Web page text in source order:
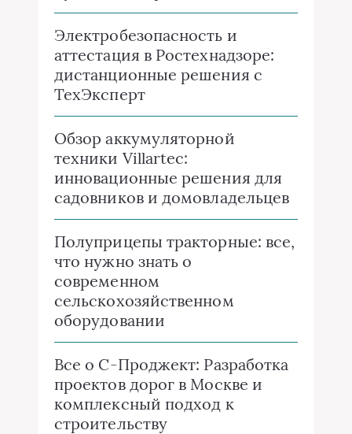
Электробезопасность и
аттестация в Ростехнадзоре:
дистанционные решения с
ТехЭксперт
Обзор аккумуляторной
техники Villartec:
инновационные решения для
садовников и домовладельцев
Полуприцепы тракторные: все,
что нужно знать о
современном
сельскохозяйственном
оборудовании
Все о C-Проджект: Разработка
проектов дорог в Москве и
комплексный подход к
строительству